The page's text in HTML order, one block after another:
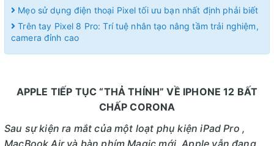
Mẹo sử dụng điện thoại Pixel tối ưu bạn nhất định phải biết
Trên tay Pixel 8 Pro: Trí tuệ nhân tạo nâng tầm trải nghiệm,
camera đỉnh cao
APPLE TIẾP TỤC “THẢ THÍNH” VỀ IPHONE 12 BẤT
CHẤP CORONA
Sau sự kiện ra mắt của một loạt phụ kiện iPad Pro ,
MacBook Air và bàn phím Magic mới, Apple vẫn đang